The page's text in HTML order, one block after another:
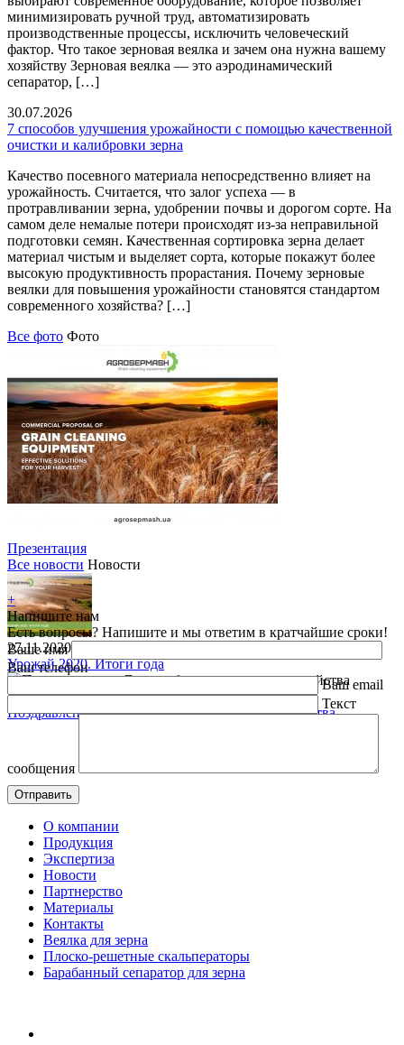
минимизировать ручной труд, автоматизировать
производственные процессы, исключить человеческий
фактор. Что такое зерновая веялка и зачем она нужна вашему
хозяйству Зерновая веялка — это аэродинамический
сепаратор, […]
30.07.2026
7 способов улучшения урожайности с помощью качественной
очистки и калибровки зерна
Качество посевного материала непосредственно влияет на
урожайность. Считается, что залог успеха — в
протравливании зерна, удобрении почвы и дорогом сорте. На
самом деле немалые потери происходят из-за неправильной
подготовки семян. Качественная сортировка зерна делает
материал чистым и выделяет сорта, которые покажут более
высокую продуктивность прорастания. Почему зерновые
веялки для повышения урожайности становятся стандартом
современного хозяйства? […]
Все фото Фото
Презентация
Все новости Новости
27.11.2020
Урожай 2020. Итоги года
15.11.2020
Поздравления с Днем работника сельского хозяйства
+
Напишите нам
Есть вопросы? Напишите и мы ответим в кратчайшие сроки!
Ваше имя
Ваш телефон
Ваш email
Текст
сообщения
О компании
Продукция
Экспертиза
Новости
Партнерство
Материалы
Контакты
Веялка для зерна
Плоско-решетные скальператоры
Барабанный сепаратор для зерна